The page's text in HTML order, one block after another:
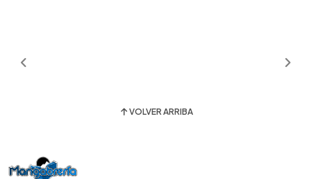
VOLVER ARRIBA